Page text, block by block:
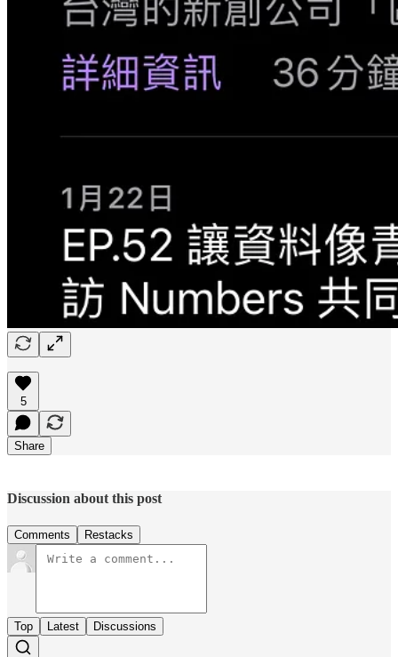
5
Share
Discussion about this post
Comments Restacks
Top Latest Discussions